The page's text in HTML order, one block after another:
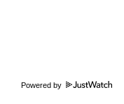
Powered by